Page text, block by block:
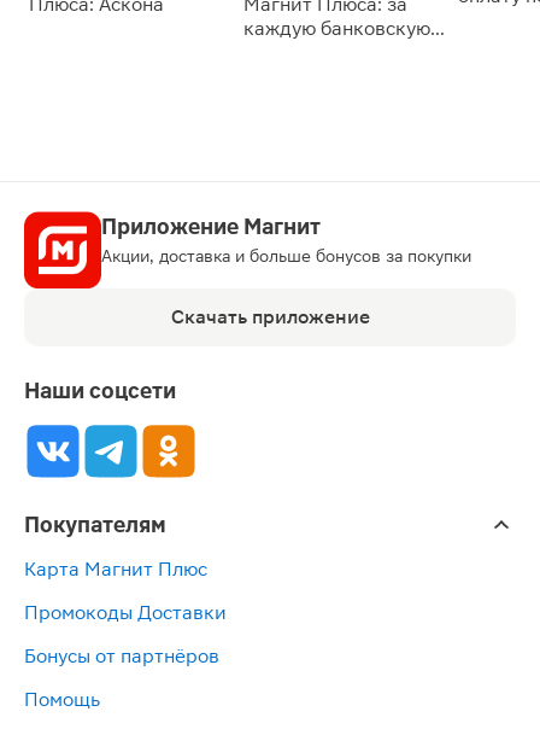
каждую банковскую
Приложение Магнит
Акции, доставка и больше бонусов за покупки
Скачать приложение
Наши соцсети
Покупателям
Карта Магнит Плюс
Промокоды Доставки
Бонусы от партнёров
Помощь